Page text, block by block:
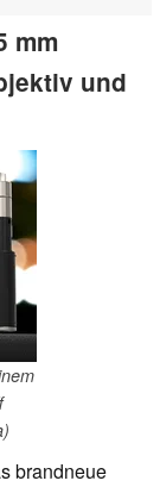
mm
und
brandneue